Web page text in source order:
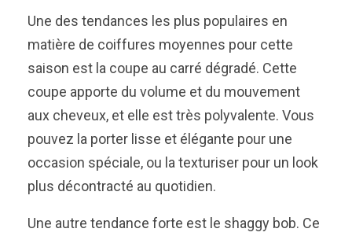
Une des tendances les plus populaires en
matière de coiffures moyennes pour cette
saison est la coupe au carré dégradé. Cette
coupe apporte du volume et du mouvement
aux cheveux, et elle est très polyvalente. Vous
pouvez la porter lisse et élégante pour une
occasion spéciale, ou la texturiser pour un look
plus décontracté au quotidien.
Une autre tendance forte est le shaggy bob. Ce